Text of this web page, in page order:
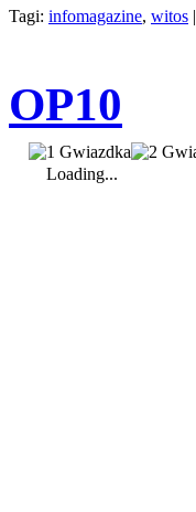
Tagi: infomagazine, witos |
OP10
Loading...